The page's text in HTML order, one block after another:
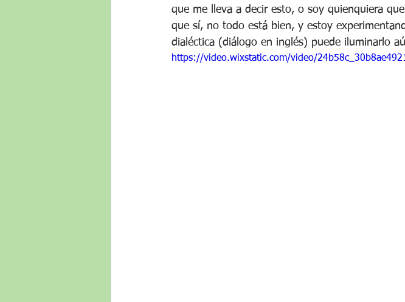
que me lleva a decir esto, o soy quienquiera
que sí, no todo está bien, y estoy
dialéctica (diálogo en inglés) puede iluminarlo
https://video.wixstatic.com/video/